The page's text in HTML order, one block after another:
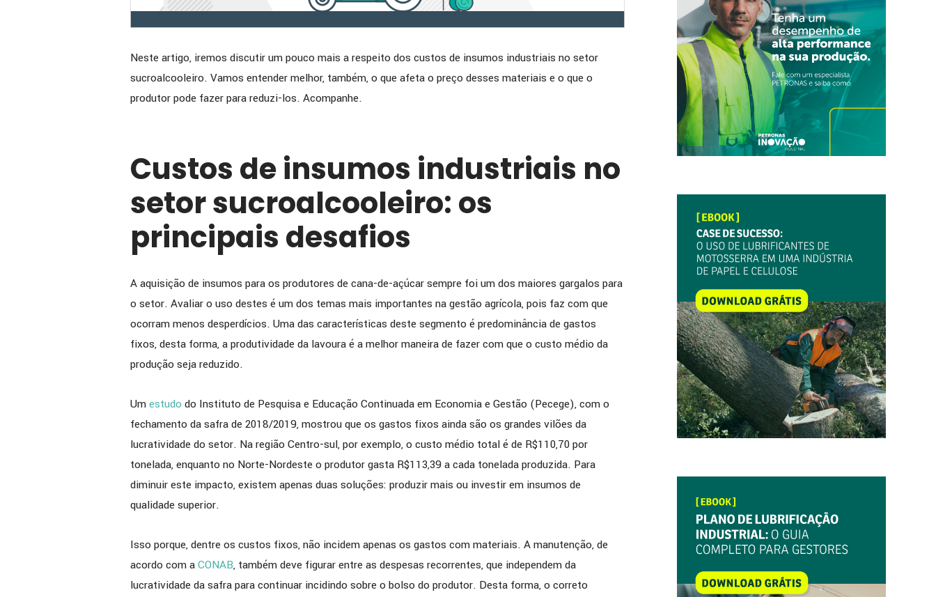
Neste artigo, iremos discutir um pouco mais a respeito dos custos de insumos industriais no setor
sucroalcooleiro. Vamos entender melhor, também, o que afeta o preço desses materiais e o que o
produtor pode fazer para reduzi-los. Acompanhe.
Custos de insumos industriais no
setor sucroalcooleiro: os
principais desafios
A aquisição de insumos para os produtores de cana-de-açúcar sempre foi um dos maiores gargalos para
o setor. Avaliar o uso destes é um dos temas mais importantes na gestão agrícola, pois faz com que
ocorram menos desperdícios. Uma das características deste segmento é predominância de gastos
fixos, desta forma, a produtividade da lavoura é a melhor maneira de fazer com que o custo médio da
produção seja reduzido.
Umestudo do Instituto de Pesquisa e Educação Continuada em Economia e Gestão (Pecege), com o
fechamento da safra de 2018/2019, mostrou que os gastos fixos ainda são os grandes vilões da
lucratividade do setor. Na região Centro-sul, por exemplo, o custo médio total é de R$110,70 por
tonelada, enquanto no Norte-Nordeste o produtor gasta R$113,39 a cada tonelada produzida. Para
diminuir este impacto, existem apenas duas soluções: produzir mais ou investir em insumos de
qualidade superior.
Isso porque, dentre os custos fixos, não incidem apenas os gastos com materiais. A manutenção, de
acordo com aCONAB, também deve figurar entre as despesas recorrentes, que independem da
lucratividade da safra para continuar incidindo sobre o bolso do produtor. Desta forma, o correto